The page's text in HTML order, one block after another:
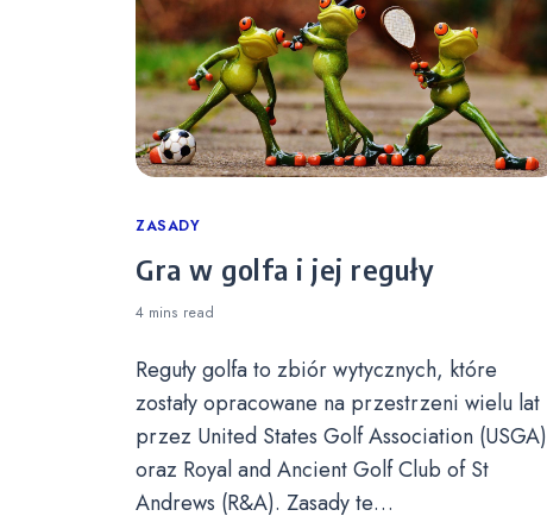
Categories
ZASADY
Gra w golfa i jej reguły
4 mins read
Reguły golfa to zbiór wytycznych, które
zostały opracowane na przestrzeni wielu lat
przez United States Golf Association (USGA)
oraz Royal and Ancient Golf Club of St
Andrews (R&A). Zasady te…